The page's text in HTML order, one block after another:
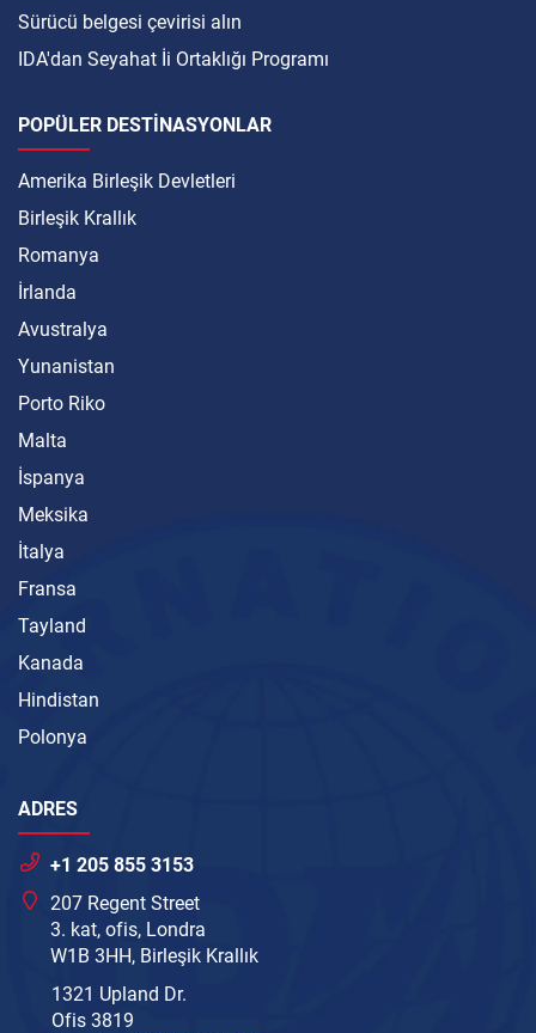
Sürücü belgesi çevirisi alın
IDA'dan Seyahat İi Ortaklığı Programı
POPÜLER DESTINASYONLAR
Amerika Birleşik Devletleri
Birleşik Krallık
Romanya
İrlanda
Avustralya
Yunanistan
Porto Riko
Malta
İspanya
Meksika
İtalya
Fransa
Tayland
Kanada
Hindistan
Polonya
ADRES
+1 205 855 3153
207 Regent Street
3. kat, ofis, Londra
W1B 3HH, Birleşik Krallık
1321 Upland Dr.
Ofis 3819